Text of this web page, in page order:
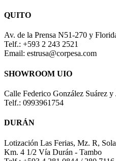
QUITO
Av. de la Prensa N51-270 y Florida
Telf.: +593 2 243 2521
Email: estrusa@corpesa.com
SHOWROOM UIO
Calle Federico González Suárez y
Telf.: 0993961754
DURÁN
Lotización Las Ferias, Mz. R,
Km. 4 1/2 Vía Durán - Tambo